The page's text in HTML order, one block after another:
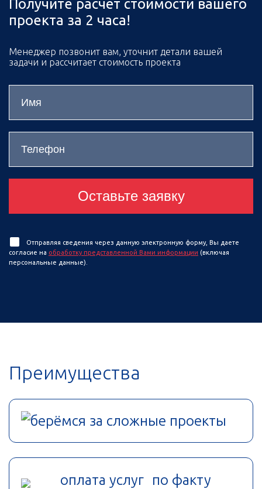
Получите расчёт стоимости вашего
проекта за 2 часа!
Менеджер позвонит вам, уточнит детали вашей
задачи и рассчитает стоимость проекта
Оставьте заявку
Отправляя сведения через данную электронную форму, Вы даете
согласие на обработку представленной Вами информации (включая
персональные данные).
Преимущества
берёмся за сложные проекты
оплата услуг по факту